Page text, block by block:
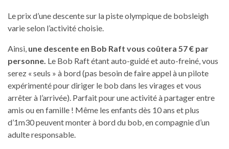
Le prix d’une descente sur la piste olympique de bobsleigh
varie selon l’activité choisie.
Ainsi, une descente en Bob Raft vous coûtera 57 € par
personne. Le Bob Raft étant auto-guidé et auto-freiné, vous
serez « seuls » à bord (pas besoin de faire appel à un pilote
expérimenté pour diriger le bob dans les virages et vous
arrêter à l’arrivée). Parfait pour une activité à partager entre
amis ou en famille ! Même les enfants dès 10 ans et plus
d’1m30 peuvent monter à bord du bob, en compagnie d’un
adulte responsable.